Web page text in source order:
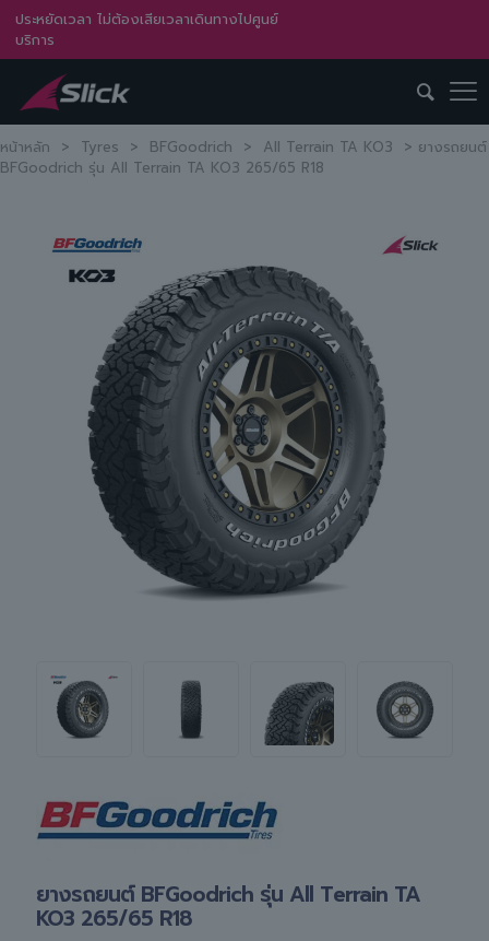
ประหยัดเวลา ไม่ต้องเสียเวลาเดินทางไปศูนย์
บริการ
หน้าหลัก > Tyres > BFGoodrich > All Terrain TA KO3 > ยางรถยนต์
BFGoodrich รุ่น All Terrain TA KO3 265/65 R18
ยางรถยนต์ BFGoodrich รุ่น All Terrain TA
KO3 265/65 R18